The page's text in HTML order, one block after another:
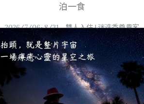
泊一食
2026/7/06~8/31，雙人入住 | 迷迭香尊貴客
房。在香草芬芳與蟲鳴陪伴下，仰望璀璨星空，
收藏屬於夏夜的寧靜與感動。本專案享假日不加
價，讓旅程更加悠然愜意，沉浸最純粹的療癒。
了解更多 立即预定